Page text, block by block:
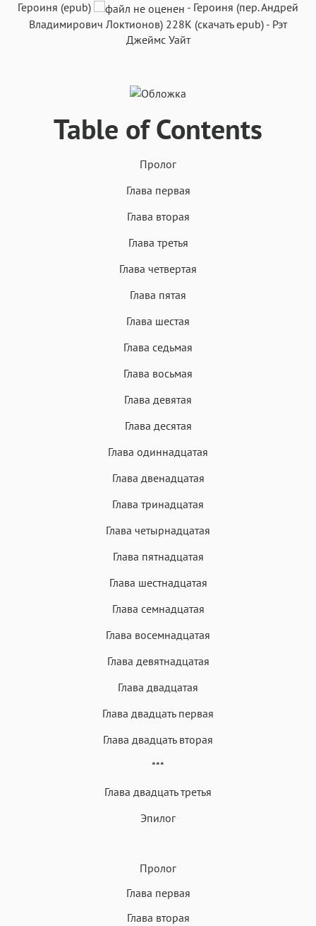
Roboto
Аа Аа
Аа San Francisco Аа Аа
Аа Аа
Аа Аа
Героиня (epub) - Героиня (пер.Андрей
Владимирович Локтионов) 228K (скачать epub) - Рэт
Джеймс Уайт
Table of Contents
Пролог
Глава первая
Глава вторая
Глава третья
Глава четвертая
Глава пятая
Глава шестая
Глава седьмая
Глава восьмая
Глава девятая
Глава десятая
Глава одиннадцатая
Глава двенадцатая
Глава тринадцатая
Глава четырнадцатая
Глава пятнадцатая
Глава шестнадцатая
Глава семнадцатая
Глава восемнадцатая
Глава девятнадцатая
Глава двадцатая
Глава двадцать первая
Глава двадцать вторая
***
Глава двадцать третья
Эпилог
Пролог
Глава первая
Глава вторая